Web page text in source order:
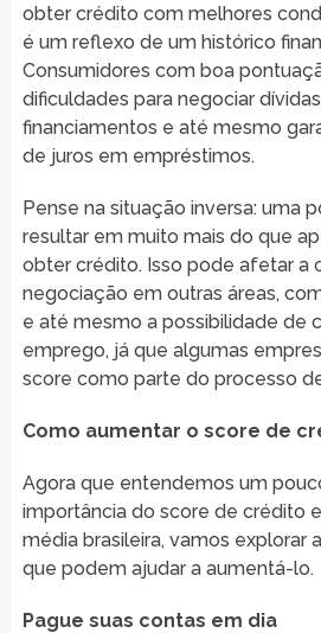
obter crédito com melhores
é um reflexo de um histórico
Consumidores com boa
dificuldades para negociar
financiamentos e até mesmo
de juros em empréstimos.
Pense na situação inversa: uma
resultar em muito mais do que
obter crédito. Isso pode afetar a
negociação em outras áreas,
e até mesmo a possibilidade de
emprego, já que algumas
score como parte do processo
Como aumentar o score de
Agora que entendemos um
importância do score de crédito
média brasileira, vamos explorar
que podem ajudar a aumentá-lo.
Pague suas contas em dia